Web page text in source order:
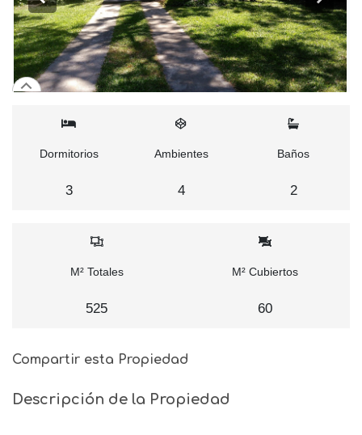
Dormitorios
3
Ambientes
4
Baños
2
M² Totales
525
M² Cubiertos
60
Compartir esta Propiedad
Descripción de la Propiedad